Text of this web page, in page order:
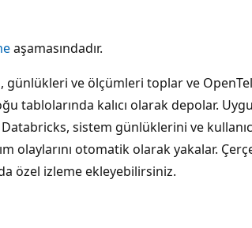
aşamasındadır.
ve ölçümleri toplar ve
tablolarında kalıcı olarak depolar.
sistem günlüklerini ve
olaylarını otomatik olarak yakalar.
özel izleme ekleyebilirsiniz.